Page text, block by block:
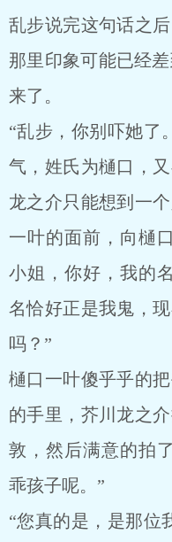
乱步说完这句话之
那里印象可能已经
来了。
“乱步，你别吓她了
气，姓氏为樋口，
龙之介只能想到一
一叶的面前，向樋
小姐，你好，我的
名恰好正是我鬼，
吗？”
樋口一叶傻乎乎的
的手里，芥川龙之
敦，然后满意的拍
乖孩子呢。”
“您真的是，是那位